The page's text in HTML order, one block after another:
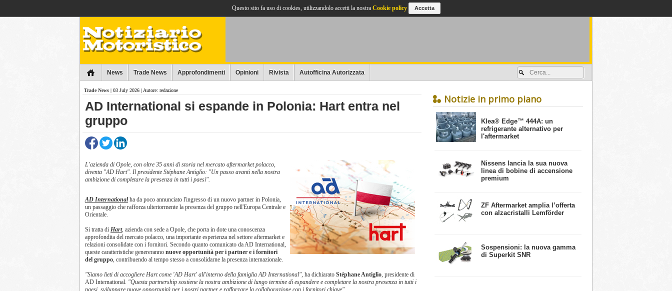
News Trade News Approfondimenti Opinioni Rivista Autofficina Autorizzata
Notizie in primo piano
​Klea® Edge™ 444A: un
refrigerante alternativo per
l'aftermarket
Nissens lancia la sua nuova
linea di bobine di accensione
premium
ZF Aftermarket amplia l’offerta
con alzacristalli Lemförder
​Sospensioni: la nuova gamma
di Superkit SNR
Trade News | 03 July 2026 | Autore: redazione
AD International si espande in Polonia: Hart entra nel
gruppo
L'azienda di Opole, con oltre 35 anni di storia nel mercato aftermarket polacco,
diventa "AD Hart". Il presidente Stéphane Antiglio: "Un passo avanti nella nostra
ambizione di completare la presenza in tutti i paesi".
AD Internationalha da poco annunciato l'ingresso di un nuovo partner in Polonia,
un passaggio che rafforza ulteriormente la presenza del gruppo nell'Europa Centrale e
Orientale.
Si tratta di Hart, azienda con sede a Opole, che porta in dote una conoscenza
approfondita del mercato polacco, una importante esperienza nel settore aftermarket e
relazioni consolidate con i fornitori. Secondo quanto comunicato da AD International,
queste caratteristiche genereranno nuove opportunità per i partner e i fornitori
del gruppo, contribuendo al tempo stesso a consolidarne la presenza internazionale.
"Siamo lieti di accogliere Hart come 'AD Hart' all'interno della famiglia AD International", ha dichiarato Stéphane Antiglio, presidente di
AD International. "Questa partnership sostiene la nostra ambizione di lungo termine di espandere e completare la nostra presenza in tutti i
paesi, sviluppare nuove opportunità per i nostri partner e rafforzare la collaborazione con i fornitori chiave".
Questo sito fa uso di cookies, utilizzandolo accetti la nostra Cookie policy Accetta